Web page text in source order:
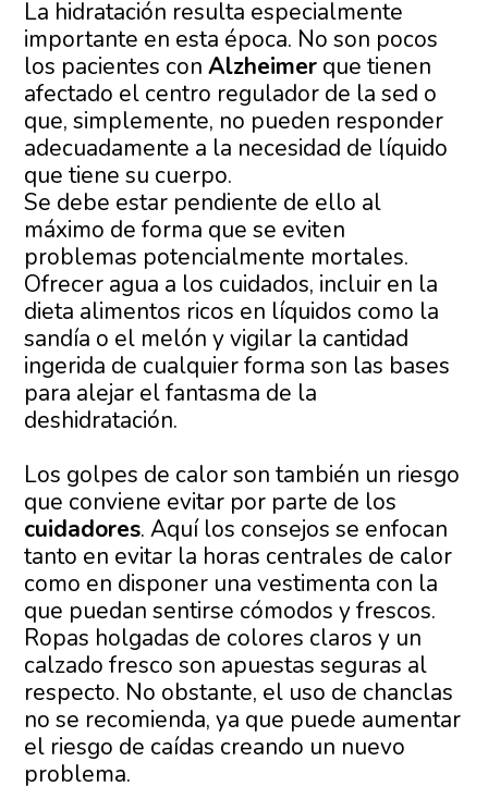
La hidratación resulta especialmente
importante en esta época. No son pocos
los pacientes conAlzheimer que tienen
afectado el centro regulador de la sed o
que, simplemente, no pueden responder
adecuadamente a la necesidad de líquido
que tiene su cuerpo.
Se debe estar pendiente de ello al
máximo de forma que se eviten
problemas potencialmente mortales.
Ofrecer agua a los cuidados, incluir en la
dieta alimentos ricos en líquidos como la
sandía o el melón y vigilar la cantidad
ingerida de cualquier forma son las bases
para alejar el fantasma de la
deshidratación.
Los golpes de calor son también un riesgo
que conviene evitar por parte de los
cuidadores. Aquí los consejos se enfocan
tanto en evitar la horas centrales de calor
como en disponer una vestimenta con la
que puedan sentirse cómodos y frescos.
Ropas holgadas de colores claros y un
calzado fresco son apuestas seguras al
respecto. No obstante, el uso de chanclas
no se recomienda, ya que puede aumentar
el riesgo de caídas creando un nuevo
problema.